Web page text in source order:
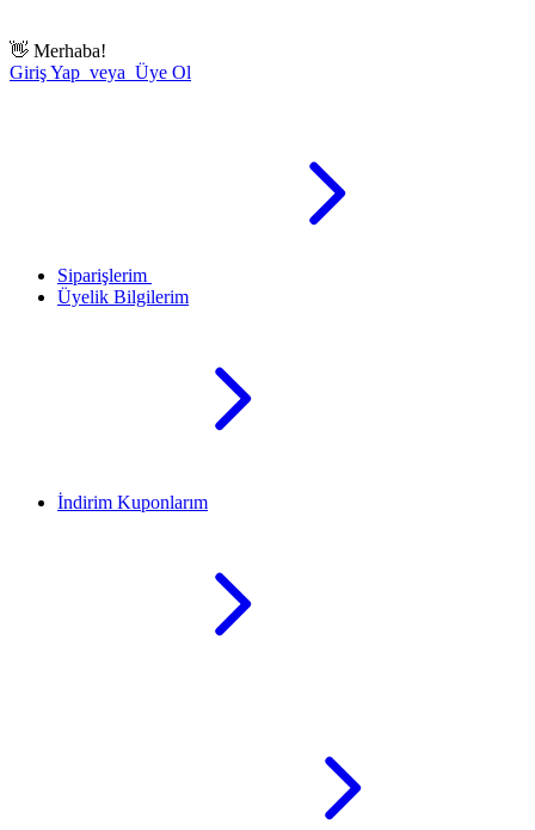
👋 Merhaba!
Giriş Yap veya Üye Ol
Siparişlerim
Üyelik Bilgilerim
İndirim Kuponlarım